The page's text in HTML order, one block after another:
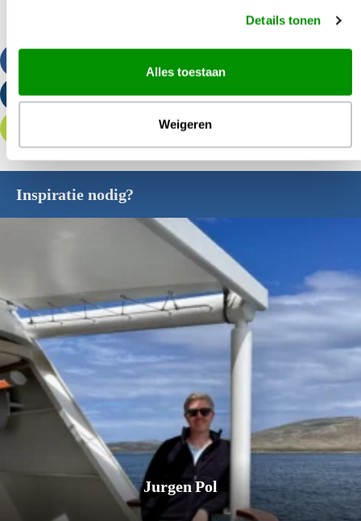
Details tonen
Alles toestaan
Weigeren
Stuur een e-mail
Offerte aanvragen
Inspiratie nodig?
Jurgen Pol